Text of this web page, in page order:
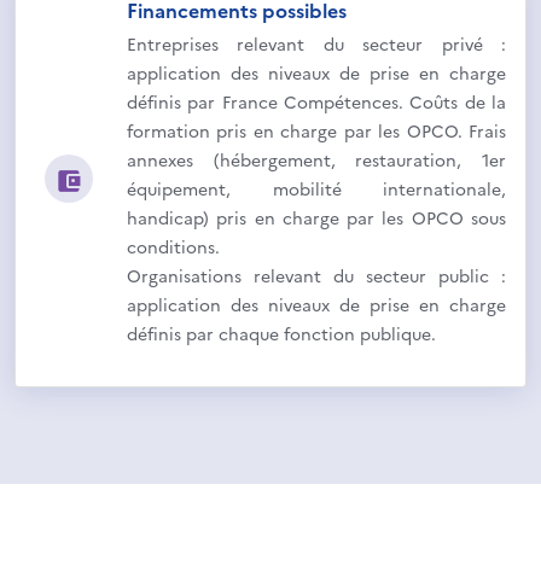
Financements possibles
Entreprises relevant du secteur privé :
application des niveaux de prise en charge
définis par France Compétences. Coûts de la
formation pris en charge par les OPCO. Frais
annexes (hébergement, restauration, 1er
équipement, mobilité internationale,
handicap) pris en charge par les OPCO sous
conditions.
Organisations relevant du secteur public :
application des niveaux de prise en charge
définis par chaque fonction publique.